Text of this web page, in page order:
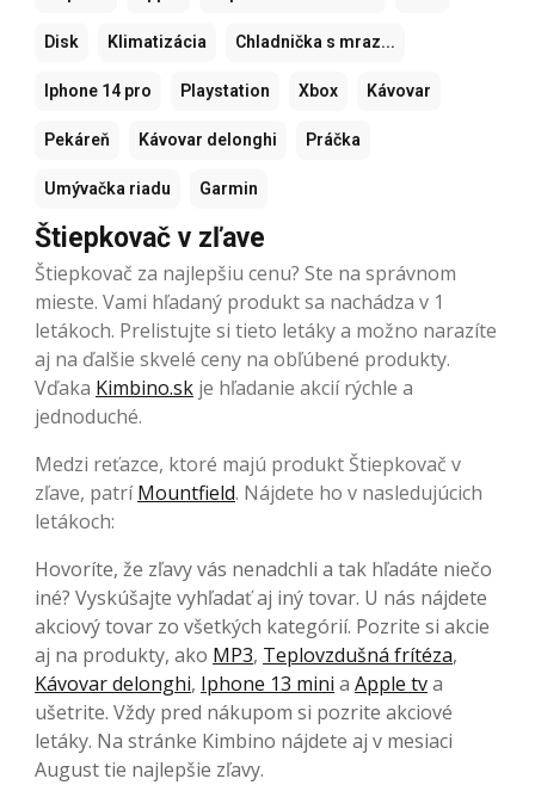
Disk Klimatizácia Chladnička s mraz...
Iphone 14 pro Playstation Xbox Kávovar
Pekáreň Kávovar delonghi Práčka
Umývačka riadu Garmin
Štiepkovač v zľave
Štiepkovač za najlepšiu cenu? Ste na správnom
mieste. Vami hľadaný produkt sa nachádza v 1
letákoch. Prelistujte si tieto letáky a možno narazíte
aj na ďalšie skvelé ceny na obľúbené produkty.
Vďaka Kimbino.sk je hľadanie akcií rýchle a
jednoduché.
Medzi reťazce, ktoré majú produkt Štiepkovač v
zľave, patríMountfield. Nájdete ho v nasledujúcich
letákoch:
Hovoríte, že zľavy vás nenadchli a tak hľadáte niečo
iné? Vyskúšajte vyhľadať aj iný tovar. U nás nájdete
akciový tovar zo všetkých kategórií. Pozrite si akcie
aj na produkty, ako MP3, Teplovzdušná frítéza,
Kávovar delonghi, Iphone 13 mini a Apple tva
ušetrite. Vždy pred nákupom si pozrite akciové
letáky. Na stránke Kimbino nájdete aj v mesiaci
August tie najlepšie zľavy.